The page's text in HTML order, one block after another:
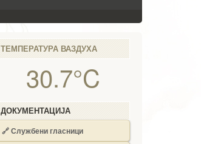
ТЕМПЕРАТУРА ВАЗДУХА
30.7°C
ДОКУМЕНТАЦИЈА
🔗Службени гласници